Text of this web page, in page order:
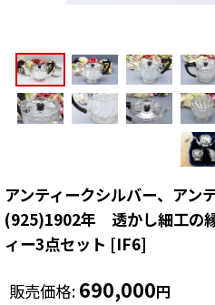
アンティークシルバー、アン
(925)1902年 透かし細工の
ィー3点セット [IF6]
販売価格: 690,000円